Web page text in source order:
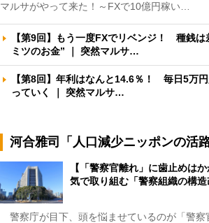
マルサがやって来た！～FXで10億円稼い…
【第9回】もう一度FXでリベンジ！ 種銭は
ミツのお金” ｜ 突然マルサ…
【第8回】年利はなんと14.6％！ 毎日5万
っていく ｜ 突然マルサ…
河合雅司「人口減少ニッポンの活路
【「警察官離れ」に歯止めは
気で取り組む「警察組織の構
警察庁が目下、頭を悩ませているのが「警察